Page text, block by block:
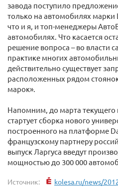
завода поступило
только на автомобилях марки
что и я, и топ-менеджеры
автомобилях. Что касается
решение вопроса – во власти
практике многих
действительно существует
расположенных рядом
марок».
Напомним, до марта текущего
стартует сборка нового
построенного на платформе
французскому партнеру
выпуск Ларгуса введут
мощностью до 300 000
Источник: kolesa.ru/news/